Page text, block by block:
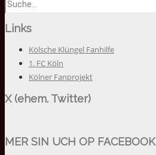
Links
Kölsche Klüngel Fanhilfe
1. FC Köln
Kölner Fanprojekt
X (ehem. Twitter)
MER SIN UCH OP FACEBOOK